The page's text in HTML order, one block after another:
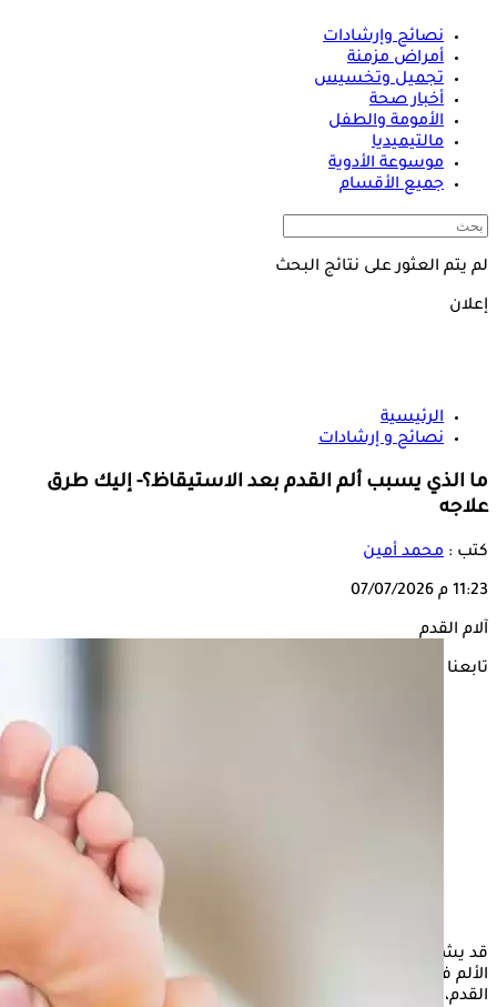
نصائح وإرشادات
أمراض مزمنة
تجميل وتخسيس
أخبار صحة
الأمومة والطفل
مالتيميديا
موسوعة الأدوية
جميع الأقسام
لم يتم العثور على نتائج البحث
إعلان
الرئيسية
نصائح و إرشادات
ما الذي يسبب ألم القدم بعد الاستيقاظ؟- إليك طرق
علاجه
كتب : محمد أمين
11:23 م 07/07/2026
آلام القدم
تابعنا على
قد يشعر البعض بألم في القدم بعد الاستيقاظ، وقد يحدث هذا
الألم في أي مكان فيها، بما في ذلك الكعب وقوس القدم وأصابع
القدم، وعادة ما يكون عرضًا لإصابة أو حالة صحية كامنة، وتحديد